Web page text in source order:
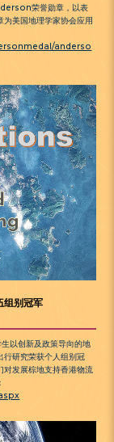
荣誉勋章，以表
为美国地理学家协会应用
anderso
组别冠军
以创新及政策导向的地
行研究荣获个人组别冠
对发展棕地支持香港物流